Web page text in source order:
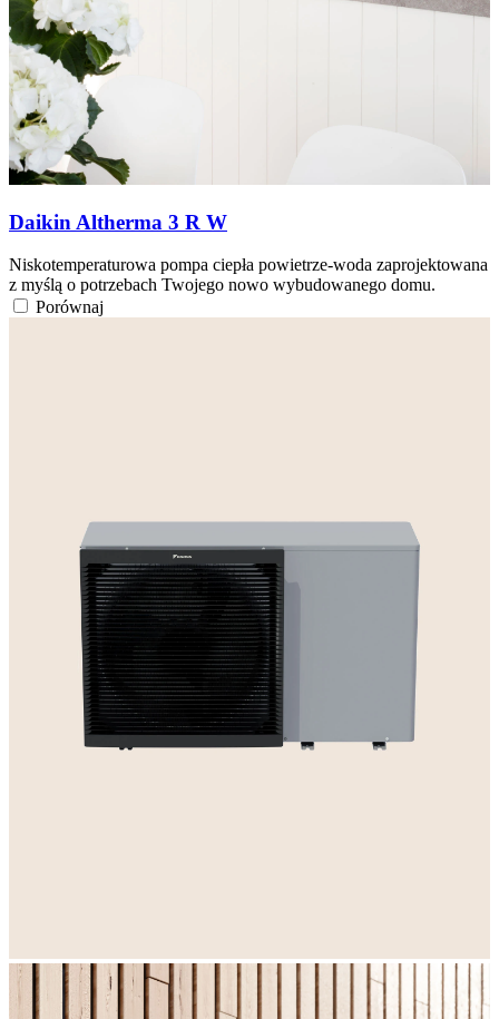
Daikin Altherma 3 R W
Niskotemperaturowa pompa ciepła powietrze-woda zaprojektowana
z myślą o potrzebach Twojego nowo wybudowanego domu.
Porównaj